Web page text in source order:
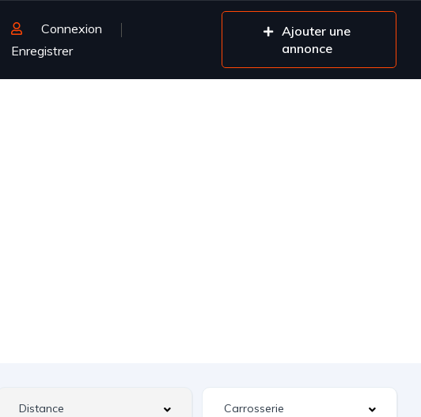
Connexion
Enregistrer
Ajouter une
annonce